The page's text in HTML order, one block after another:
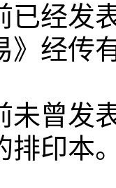
已经发
》经传
未曾发
排印本